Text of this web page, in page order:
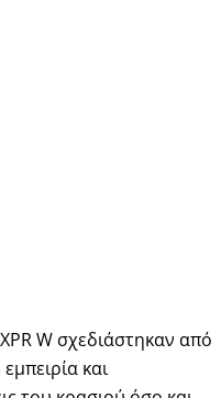
W σχεδιάστηκαν από
και